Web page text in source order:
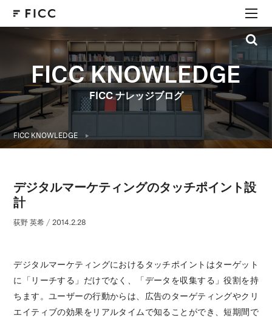
FICC KNOWLEDGE
FICC ナレッジブログ
FICC KNOWLEDGE
デジタルマーケティングのタッチポイント設
計
荻野 英希 / 2014.2.28
デジタルマーケティングにおけるタッチポイントはターゲット
に「リーチする」だけでなく、「データを収集する」役割を持
ちます。ユーザーの行動からは、広告のターゲティングやクリ
エイティブの効果をリアルタイムで知ることができ、短期間で